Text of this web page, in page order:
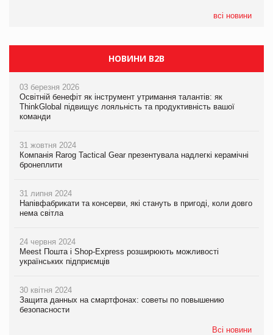
всі новини
Сергій Лісунов про заморожені хлібобулочні вироби на
НОВИНИ B2B
03 березня 2026
Освітній бенефіт як інструмент утримання талантів: як
ThinkGlobal підвищує лояльність та продуктивність вашої
команди
31 жовтня 2024
Компанія Rarog Tactical Gear презентувала надлегкі керамічні
бронеплити
31 липня 2024
Напівфабрикати та консерви, які стануть в пригоді, коли довго
нема світла
24 червня 2024
Meest Пошта і Shop-Express розширюють можливості
українських підприємців
30 квітня 2024
Защита данных на смартфонах: советы по повышению
безопасности
Всі новини